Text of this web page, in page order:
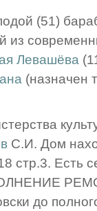
(51)
из
Левашёва
(назначен
С.И. Дом
стр.3. Есть
до